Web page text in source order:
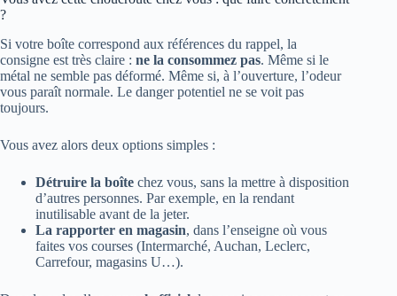
?
Si votre boîte correspond aux références du rappel, la
consigne est très claire : ne la consommez pas. Même si le
métal ne semble pas déformé. Même si, à l’ouverture, l’odeur
vous paraît normale. Le danger potentiel ne se voit pas
toujours.
Vous avez alors deux options simples :
Détruire la boîte chez vous, sans la mettre à disposition
d’autres personnes. Par exemple, en la rendant
inutilisable avant de la jeter.
La rapporter en magasin, dans l’enseigne où vous
faites vos courses (Intermarché, Auchan, Leclerc,
Carrefour, magasins U…).